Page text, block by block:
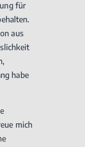
für
aus
habe
mich